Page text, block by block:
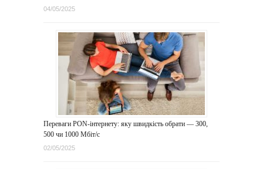
04/05/2025
Переваги PON-інтернету: яку швидкість обрати — 300,
500 чи 1000 Мбіт/с
02/05/2025